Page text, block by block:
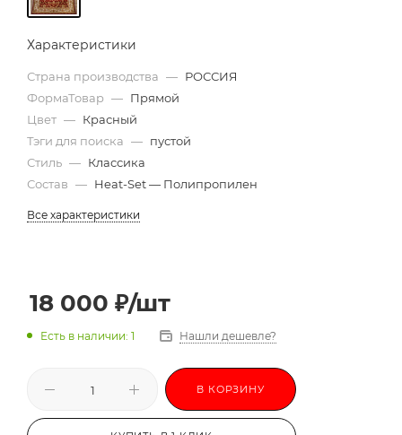
Характеристики
Страна производства — РОССИЯ
ФормаТовар — Прямой
Цвет — Красный
Тэги для поиска — пустой
Стиль — Классика
Состав — Heat-Set — Полипропилен
Все характеристики
18 000 ₽/шт
Есть в наличии: 1 Нашли дешевле?
В КОРЗИНУ